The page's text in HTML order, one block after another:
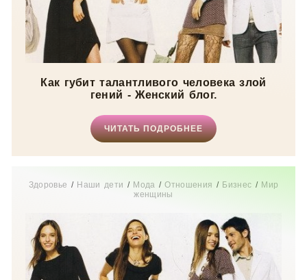
Как губит талантливого человека злой
гений - Женский блог.
ЧИТАТЬ ПОДРОБНЕЕ
Здоровье / Наши дети / Мода /Отношения / Бизнес / Мир
женщины